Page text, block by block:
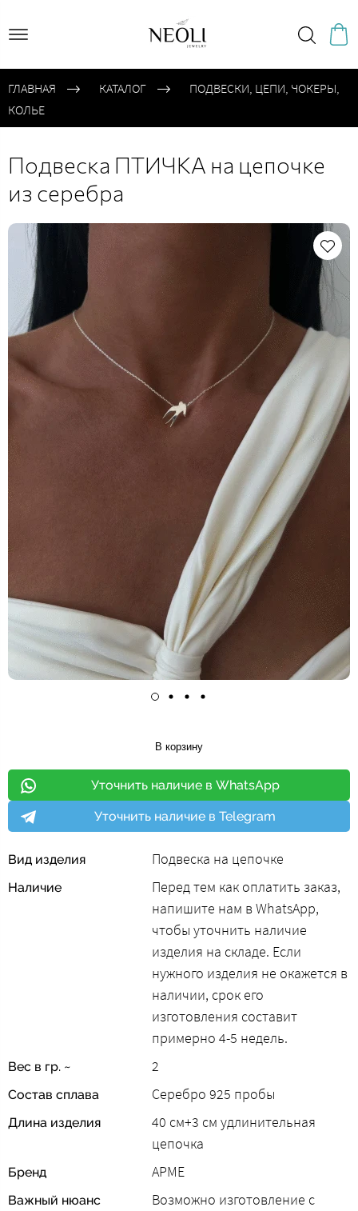
ГЛАВНАЯ КАТАЛОГ
ПОДВЕСКИ, ЦЕПИ, ЧОКЕРЫ,
КОЛЬЕ
Подвеска ПТИЧКА на цепочке
из серебра
В корзину
Уточнить наличие в WhatsApp
Уточнить наличие в Telegram
Вид изделия Подвеска на цепочке
Наличие
Перед тем как оплатить заказ,
напишите нам в WhatsApp,
чтобы уточнить наличие
изделия на складе. Если
нужного изделия не окажется в
наличии, срок его
изготовления составит
примерно 4-5 недель.
Вес в гр. ~ 2
Состав сплава Серебро 925 пробы
Длина изделия
40 см+3 см удлинительная
цепочка
Бренд АРМЕ
Важный нюанс
Возможно изготовление с